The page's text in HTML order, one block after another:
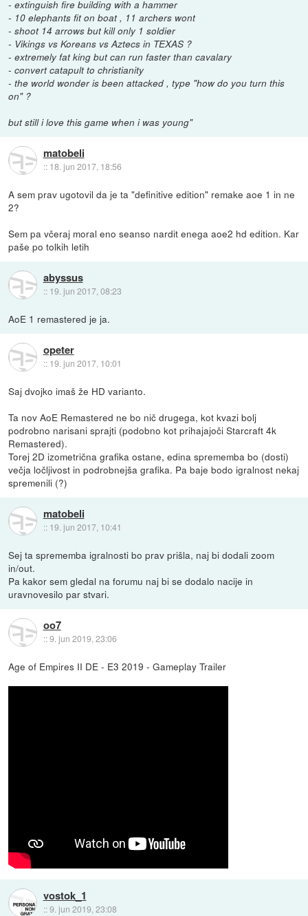
- extinguish fire building with a hammer
- 10 elephants fit on boat , 11 archers wont
- shoot 14 arrows but kill only 1 soldier
- Vikings vs Koreans vs Aztecs in TEXAS ?
- extremely fat king but can run faster than cavalary
- convert catapult to christianity
- the world wonder is been attacked , type "how do you turn this
on" ?
but still i love this game when i was young"
matobeli
:: 18. jun 2017, 18:56
A sem prav ugotovil da je ta "definitive edition" remake aoe 1 in ne
2?
Sem pa včeraj moral eno seanso nardit enega aoe2 hd edition. Kar
paše po tolkih letih
abyssus
:: 19. jun 2017, 08:23
AoE 1 remastered je ja.
opeter
:: 19. jun 2017, 10:01
Saj dvojko imaš že HD varianto.
Ta nov AoE Remastered ne bo nič drugega, kot kvazi bolj
podrobno narisani sprajti (podobno kot prihajajoči Starcraft 4k
Remastered).
Torej 2D izometrična grafika ostane, edina sprememba bo (dosti)
večja ločljivost in podrobnejša grafika. Pa baje bodo igralnost nekaj
spremenili (?)
matobeli
:: 19. jun 2017, 10:41
Sej ta sprememba igralnosti bo prav prišla, naj bi dodali zoom
in/out.
Pa kakor sem gledal na forumu naj bi se dodalo nacije in
uravnovesilo par stvari.
oo7
::9. jun 2019, 23:06
Age of Empires II DE - E3 2019 - Gameplay Trailer
vostok_1
::9. jun 2019, 23:08